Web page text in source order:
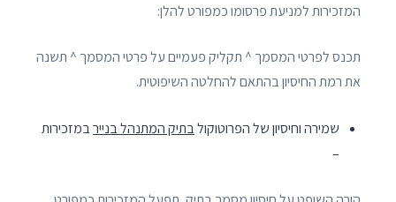
המזכירות למניעת פרסומו כמפורט להלן:
תכנס לפרטי המסמך ^ תקליק פעמיים על פרטי המסמך ^ תשנה
את רמת החיסיון בהתאם להחלטה השיפוטית.
שמירה וחיסיון של הפרוטוקולבתיק המתנהל בניירבמזכירות
–